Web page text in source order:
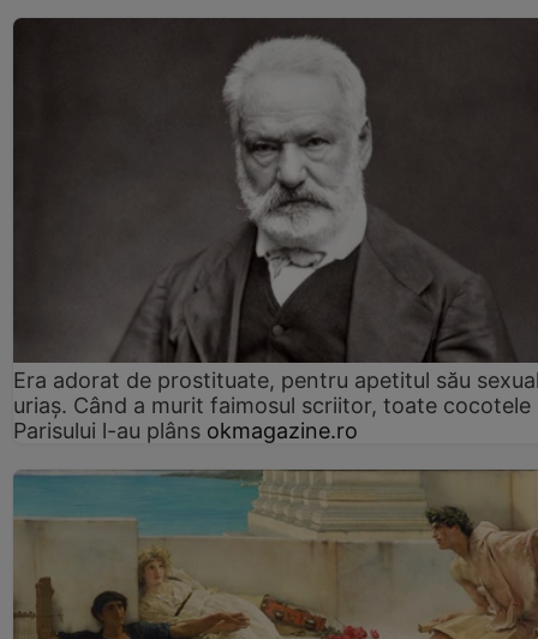
Era adorat de prostituate, pentru apetitul său
uriaș. Când a murit faimosul scriitor, toate cocotele
Parisului l-au plâns okmagazine.ro